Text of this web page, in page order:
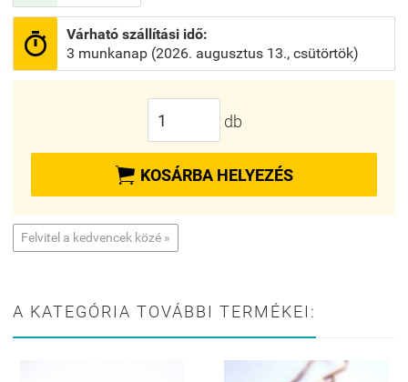

Várható szállítási idő:
3 munkanap (2026. augusztus 13., csütörtök)
db
 KOSÁRBA HELYEZÉS
Felvitel a kedvencek közé »
A KATEGÓRIA TOVÁBBI TERMÉKEI: